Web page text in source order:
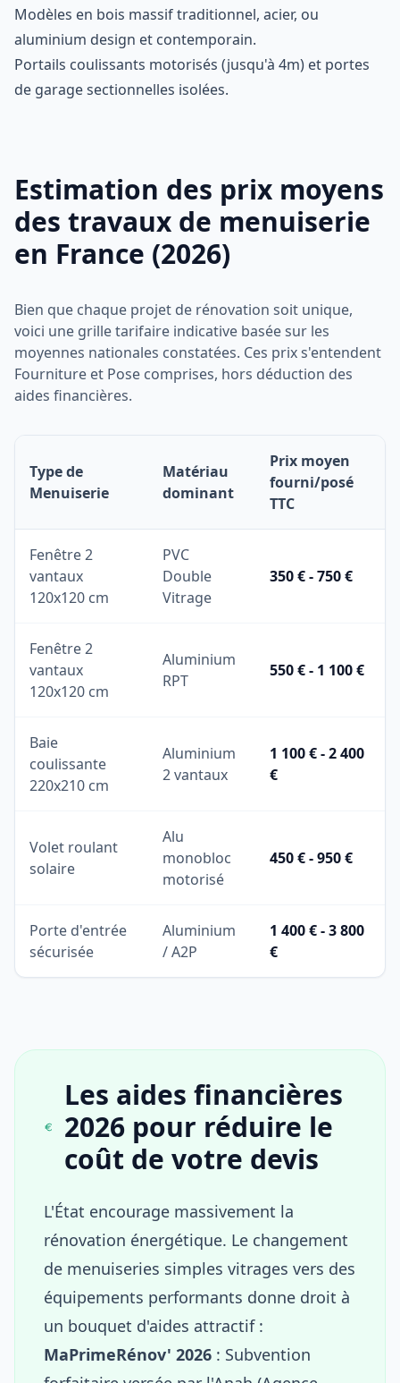
Modèles en bois massif traditionnel, acier, ou
aluminium design et contemporain.
Portails coulissants motorisés (jusqu'à 4m) et portes
de garage sectionnelles isolées.
Estimation des prix moyens
des travaux de menuiserie
en France (2026)
Bien que chaque projet de rénovation soit unique,
voici une grille tarifaire indicative basée sur les
moyennes nationales constatées. Ces prix s'entendent
Fourniture et Pose comprises, hors déduction des
aides financières.
Type de
Menuiserie
Matériau
dominant
Prix moyen
fourni/posé
TTC
Fenêtre 2
vantaux
120x120 cm
PVC
Double
Vitrage
350 € - 750 €
Fenêtre 2
vantaux
120x120 cm
Aluminium
RPT
550 € - 1 100 €
Baie
coulissante
220x210 cm
Aluminium
2 vantaux
1 100 € - 2 400
€
Volet roulant
solaire
Alu
monobloc
motorisé
450 € - 950 €
Porte d'entrée
sécurisée
Aluminium
/ A2P
1 400 € - 3 800
€
Les aides financières
2026 pour réduire le
coût de votre devis
L'État encourage massivement la
rénovation énergétique. Le changement
de menuiseries simples vitrages vers des
équipements performants donne droit à
un bouquet d'aides attractif :
MaPrimeRénov' 2026 : Subvention